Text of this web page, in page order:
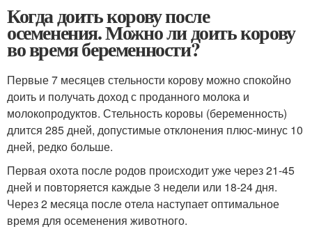
Когда доить корову после
осеменения. Можно ли доить корову
во время беременности?
Первые 7 месяцев стельности корову можно спокойно
доить и получать доход с проданного молока и
молокопродуктов. Стельность коровы (беременность)
длится 285 дней, допустимые отклонения плюс-минус 10
дней, редко больше.
Первая охота после родов происходит уже через 21-45
дней и повторяется каждые 3 недели или 18-24 дня.
Через 2 месяца после отела наступает оптимальное
время для осеменения животного.